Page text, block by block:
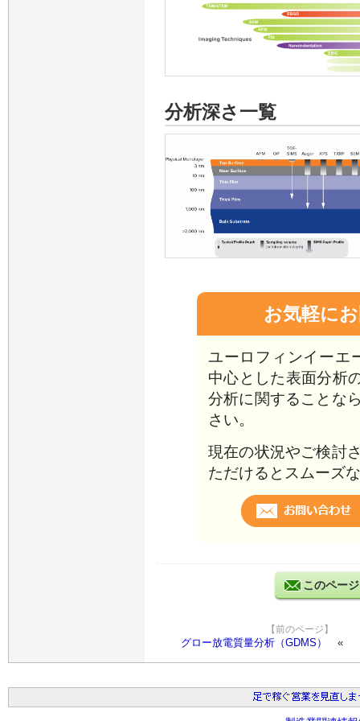
分析深さ一覧
お気軽に
ユーロフィンイーエ
中心とした表面分析
分析に関することな
さい。
現在の状況やご検討
ただけるとスムーズ
このペー
【前のページ】
グロー放電質量分析（GDMS）